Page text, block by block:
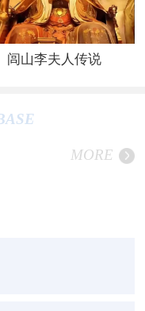
闾山李夫人传说
MORE